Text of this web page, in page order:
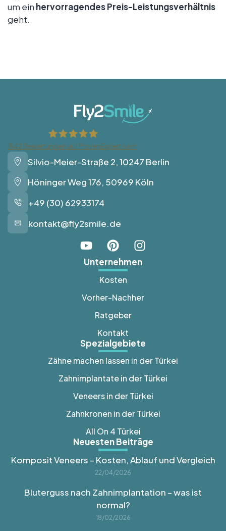
um ein hervorragendes Preis-Leistungsverhältnis
geht.
Fly2Smile
1542 Bewertungen auf ProvenExpert.com
Silvio-Meier-Straße 2, 10247 Berlin
Höninger Weg 176, 50969 Köln
+49 (30) 62933174
kontakt@fly2smile.de
Unternehmen
Kosten
Vorher-Nachher
Ratgeber
Kontakt
Spezialgebiete
Zähne machen lassen in der Türkei
Zahnimplantate in der Türkei
Veneers in der Türkei
Zahnkronen in der Türkei
All On 4 Türkei
Neuesten Beiträge
Komposit Veneers – Kosten, Ablauf und Vergleich
22/04/2026
Bluterguss nach Zahnimplantation – was ist
normal?
18/02/2026